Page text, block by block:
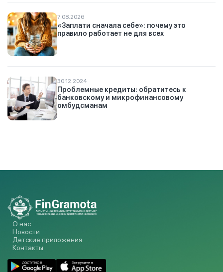
7.08.2026
«Заплати сначала себе»: почему это
правило работает не для всех
30.12.2024
Проблемные кредиты: обратитесь к
банковскому и микрофинансовому
омбудсманам
О нас
Новости
Детские приложения
Контакты